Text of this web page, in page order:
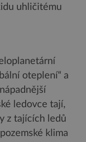
uhličitému
oteplení“ a
ledovce tají,
z tajících ledů
klima